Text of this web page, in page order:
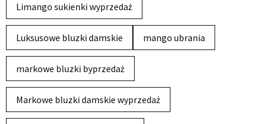
Limango sukienki wyprzedaż
Luksusowe bluzki damskie mango ubrania
markowe bluzki byprzedaż
Markowe bluzki damskie wyprzedaż